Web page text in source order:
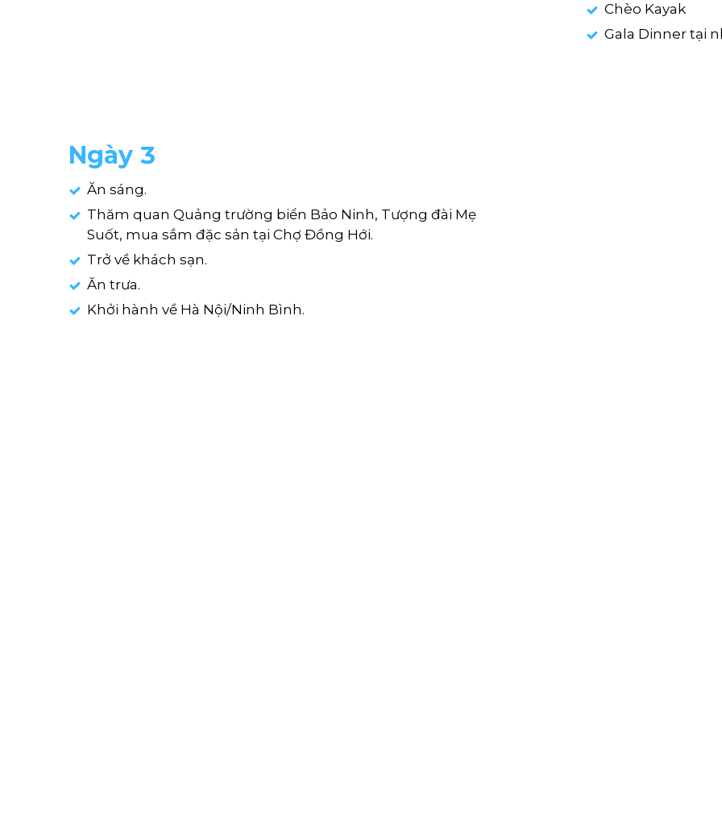
Chèo Kayak
Gala Dinner tại
Ngày 3
Ăn sáng.
Thăm quan Quảng trường biển Bảo Ninh, Tượng đài Mẹ
Suốt, mua sắm đặc sản tại Chợ Đồng Hới.
Trở về khách sạn.
Ăn trưa.
Khởi hành về Hà Nội/Ninh Bình.